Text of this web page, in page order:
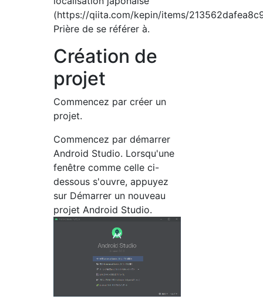
(https://qiita.com/kepin/items/
Prière de se référer à.
Création de
projet
Commencez par créer un
projet.
Commencez par démarrer
Android Studio. Lorsqu'une
fenêtre comme celle ci-
dessous s'ouvre, appuyez
sur Démarrer un nouveau
projet Android Studio.